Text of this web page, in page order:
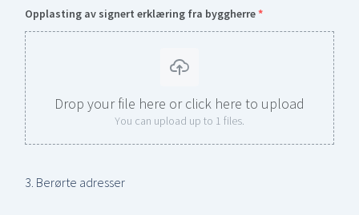
Opplasting av signert erklæring fra byggherre*
Drop your file here or click here to upload
You can upload up to 1 files.
3. Berørte adresser